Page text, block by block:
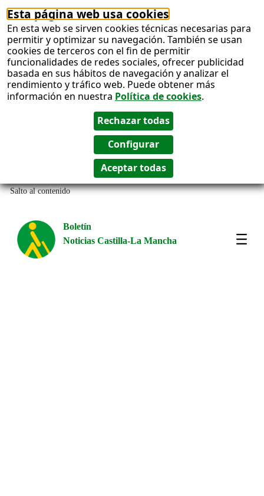
Esta página web usa cookies
En esta web se sirven cookies técnicas necesarias para
permitir y optimizar su navegación. También se usan
cookies de terceros con el fin de permitir
funcionalidades de redes sociales, ofrecer publicidad
basada en sus hábitos de navegación y analizar el
rendimiento y tráfico web. Puede obtener más
información en nuestra Política de cookies.
Salto al contenido
Boletín
Noticias Castilla-La Mancha